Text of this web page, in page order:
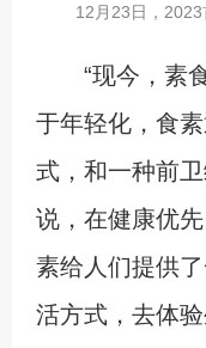
12月23日，
“现今，素食
于年轻化，食
式，和一种前
说，在健康优
素给人们提供
活方式，去体验